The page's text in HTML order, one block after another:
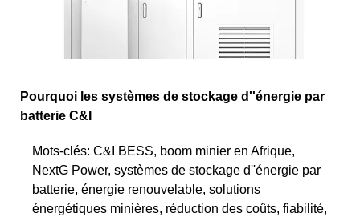
Pourquoi les systèmes de stockage d''énergie par
batterie C&I
Mots-clés: C&I BESS, boom minier en Afrique,
NextG Power, systèmes de stockage d''énergie par
batterie, énergie renouvelable, solutions
énergétiques minières, réduction des coûts, fiabilité,